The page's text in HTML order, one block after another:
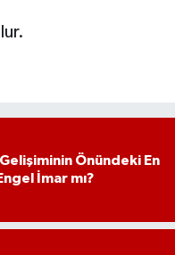
Önündeki En
İmar mı?